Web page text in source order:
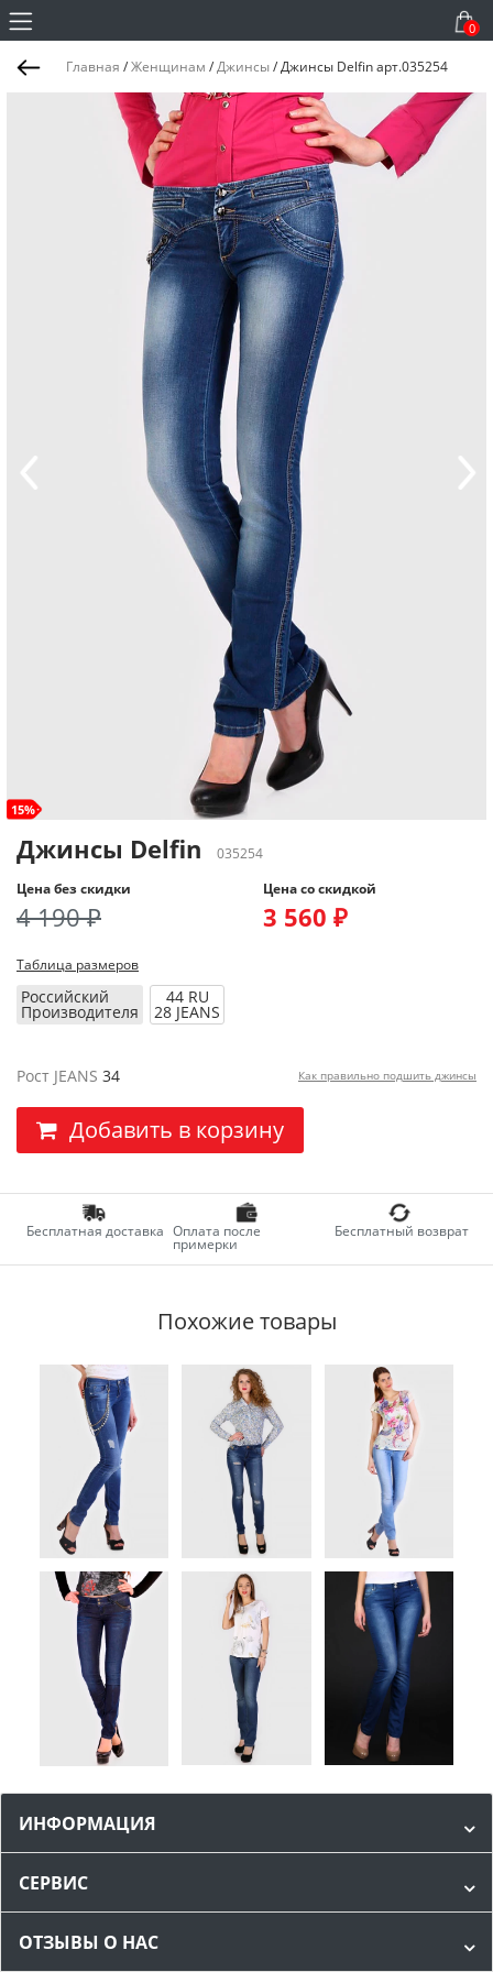
0
Главная /Женщинам /Джинсы/Джинсы Delfin арт.035254
15%
Джинсы Delfin
035254
Цена без скидки
4 190 ₽
Цена со скидкой
3 560 ₽
Таблица размеров
Российский
Производителя
44 RU
28 JEANS
Рост JEANS 34 Как правильно подшить джинсы
Добавить в корзину
Бесплатная доставка Оплата после
примерки
Бесплатный возврат
Похожие товары
ИНФОРМАЦИЯ
СЕРВИС
ОТЗЫВЫ О НАС